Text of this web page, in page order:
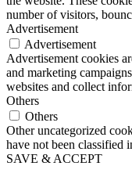
number of visitors,
Advertisement
Advertisement
Advertisement cookies
and marketing
websites and collect
Others
Others
Other uncategorized
have not been classified
SAVE & ACCEPT